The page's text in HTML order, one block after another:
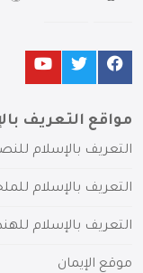
مواقع التعريف
التعريف بالإسلام
التعريف بالإسلام
التعريف بالإسلام
موقع الإيمان